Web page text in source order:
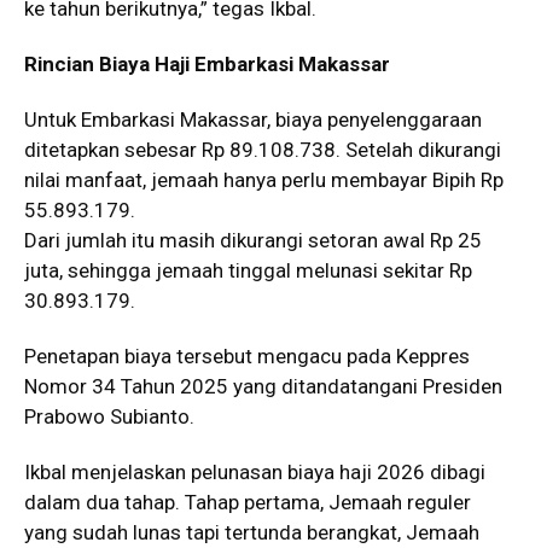
ke tahun berikutnya,” tegas Ikbal.
Rincian Biaya Haji Embarkasi Makassar
Untuk Embarkasi Makassar, biaya penyelenggaraan
ditetapkan sebesar Rp 89.108.738. Setelah dikurangi
nilai manfaat, jemaah hanya perlu membayar Bipih Rp
55.893.179.
Dari jumlah itu masih dikurangi setoran awal Rp 25
juta, sehingga jemaah tinggal melunasi sekitar Rp
30.893.179.
Penetapan biaya tersebut mengacu pada Keppres
Nomor 34 Tahun 2025 yang ditandatangani Presiden
Prabowo Subianto.
Ikbal menjelaskan pelunasan biaya haji 2026 dibagi
dalam dua tahap. Tahap pertama, Jemaah reguler
yang sudah lunas tapi tertunda berangkat, Jemaah